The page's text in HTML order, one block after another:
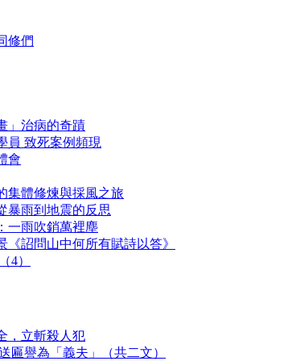
修們
」治病的奇蹟
員 致死案例頻現
會
集體修煉與採風之旅
暴雨到地震的反思
一雨吹銷萬裡塵
詔問山中何所有賦詩以答》
4）
，立斬殺人犯
匾譽為「義夫」（共二文）